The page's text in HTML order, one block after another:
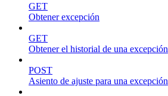
GET
Obtener excepción
GET
Obtener el historial de una excepción
POST
Asiento de ajuste para una excepción